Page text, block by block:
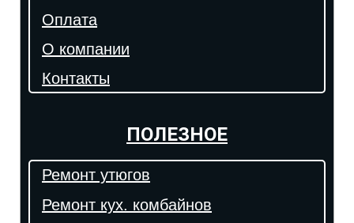
Оплата
О компании
Контакты
ПОЛЕЗНОЕ
Ремонт утюгов
Ремонт кух. комбайнов